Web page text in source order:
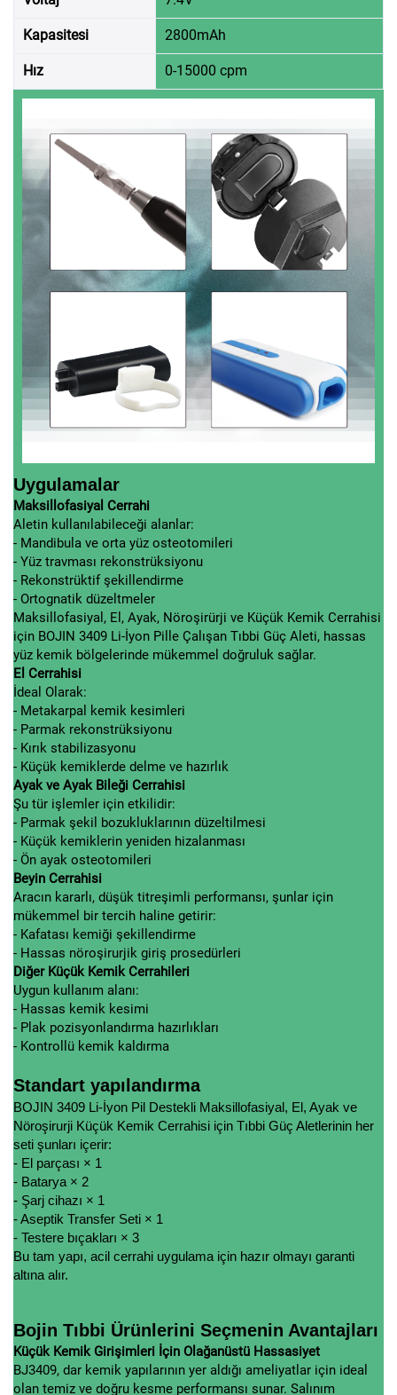
Kapasitesi 2800mAh
Hız 0-15000 cpm
Uygulamalar
Maksillofasiyal Cerrahi
Aletin kullanılabileceği alanlar:
- Mandibula ve orta yüz osteotomileri
- Yüz travması rekonstrüksiyonu
- Rekonstrüktif şekillendirme
- Ortognatik düzeltmeler
Maksillofasiyal, El, Ayak, Nöroşirürji ve Küçük Kemik Cerrahisi
için BOJIN 3409 Li-İyon Pille Çalışan Tıbbi Güç Aleti, hassas
yüz kemik bölgelerinde mükemmel doğruluk sağlar.
El Cerrahisi
İdeal Olarak:
- Metakarpal kemik kesimleri
- Parmak rekonstrüksiyonu
- Kırık stabilizasyonu
- Küçük kemiklerde delme ve hazırlık
Ayak ve Ayak Bileği Cerrahisi
Şu tür işlemler için etkilidir:
- Parmak şekil bozukluklarının düzeltilmesi
- Küçük kemiklerin yeniden hizalanması
- Ön ayak osteotomileri
Beyin Cerrahisi
Aracın kararlı, düşük titreşimli performansı, şunlar için
mükemmel bir tercih haline getirir:
- Kafatası kemiği şekillendirme
- Hassas nöroşirurjik giriş prosedürleri
Diğer Küçük Kemik Cerrahileri
Uygun kullanım alanı:
- Hassas kemik kesimi
- Plak pozisyonlandırma hazırlıkları
- Kontrollü kemik kaldırma
Standart yapılandırma
BOJIN 3409 Li-İyon Pil Destekli Maksillofasiyal, El, Ayak ve
Nöroşirurji Küçük Kemik Cerrahisi için Tıbbi Güç Aletlerinin her
seti şunları içerir:
- El parçası × 1
- Batarya × 2
- Şarj cihazı × 1
- Aseptik Transfer Seti × 1
- Testere bıçakları × 3
Bu tam yapı, acil cerrahi uygulama için hazır olmayı garanti
altına alır.
Bojin Tıbbi Ürünlerini Seçmenin Avantajları
Küçük Kemik Girişimleri İçin Olağanüstü Hassasiyet
BJ3409, dar kemik yapılarının yer aldığı ameliyatlar için ideal
olan temiz ve doğru kesme performansı sunar. Salınım